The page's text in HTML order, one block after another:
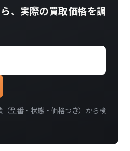
、実際の買取価格を調
（型番・状態・価格つき）から検